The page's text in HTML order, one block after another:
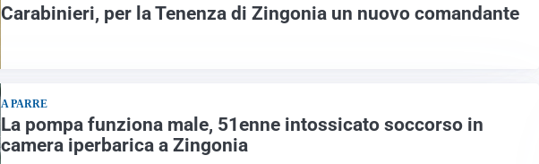
Carabinieri, per la Tenenza di Zingonia un nuovo comandante
A PARRE
La pompa funziona male, 51enne intossicato soccorso in
camera iperbarica a Zingonia